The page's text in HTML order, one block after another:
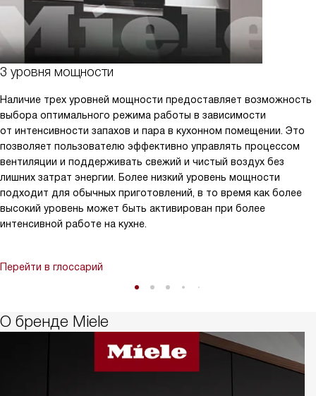
3 уровня мощности
Наличие трех уровней мощности предоставляет возможность
выбора оптимального режима работы в зависимости
от интенсивности запахов и пара в кухонном помещении. Это
позволяет пользователю эффективно управлять процессом
вентиляции и поддерживать свежий и чистый воздух без
лишних затрат энергии. Более низкий уровень мощности
подходит для обычных приготовлений, в то время как более
высокий уровень может быть активирован при более
интенсивной работе на кухне.
Перейти в глоссарий
О бренде Miele